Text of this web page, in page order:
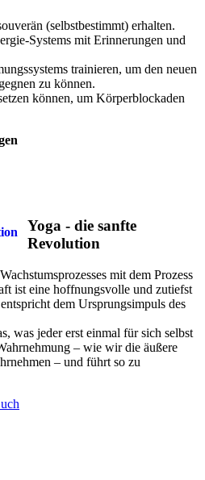
(selbstbestimmt) erhalten.
Systems mit Erinnerungen und
trainieren, um den neuen
zu können.
können, um Körperblockaden
Yoga - die sanfte
Revolution
mit dem Prozess
ist eine hoffnungsvolle und zutiefst
dem Ursprungsimpuls des
was jeder erst einmal für sich selbst
– wie wir die äußere
– und führt so zu